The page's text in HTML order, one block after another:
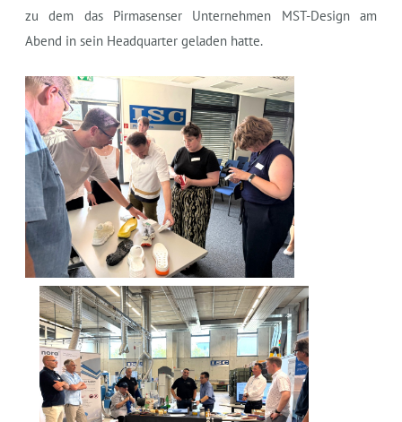
zu dem das Pirmasenser Unternehmen MST-Design am
Abend in sein Headquarter geladen hatte.